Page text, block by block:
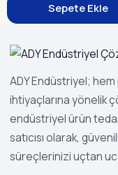
Sepete Ekle
ADY Endüstriyel;
ihtiyaçlarına yönelik
endüstriyel ürün
satıcısı olarak,
süreçlerinizi uçtan